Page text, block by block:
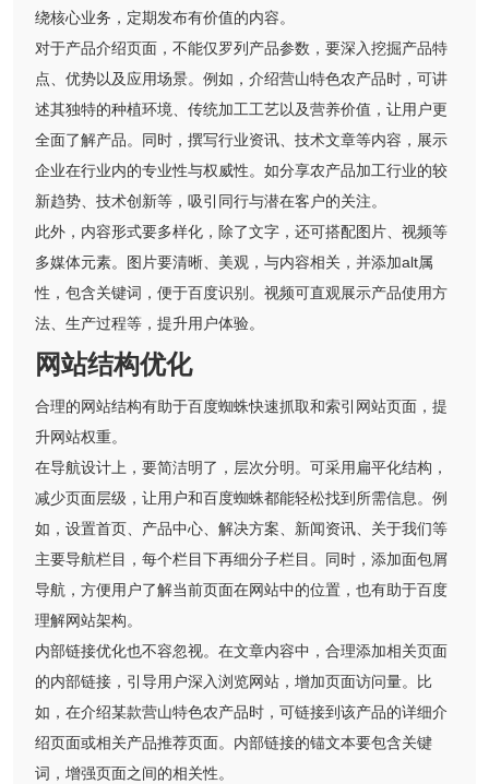
绕核心业务，定期发布有价值的内容。
对于产品介绍页面，不能仅罗列产品参数，要深入挖掘产品特
点、优势以及应用场景。例如，介绍营山特色农产品时，可讲
述其独特的种植环境、传统加工工艺以及营养价值，让用户更
全面了解产品。同时，撰写行业资讯、技术文章等内容，展示
企业在行业内的专业性与权威性。如分享农产品加工行业的较
新趋势、技术创新等，吸引同行与潜在客户的关注。
此外，内容形式要多样化，除了文字，还可搭配图片、视频等
多媒体元素。图片要清晰、美观，与内容相关，并添加alt属
性，包含关键词，便于百度识别。视频可直观展示产品使用方
法、生产过程等，提升用户体验。
网站结构优化
合理的网站结构有助于百度蜘蛛快速抓取和索引网站页面，提
升网站权重。
在导航设计上，要简洁明了，层次分明。可采用扁平化结构，
减少页面层级，让用户和百度蜘蛛都能轻松找到所需信息。例
如，设置首页、产品中心、解决方案、新闻资讯、关于我们等
主要导航栏目，每个栏目下再细分子栏目。同时，添加面包屑
导航，方便用户了解当前页面在网站中的位置，也有助于百度
理解网站架构。
内部链接优化也不容忽视。在文章内容中，合理添加相关页面
的内部链接，引导用户深入浏览网站，增加页面访问量。比
如，在介绍某款营山特色农产品时，可链接到该产品的详细介
绍页面或相关产品推荐页面。内部链接的锚文本要包含关键
词，增强页面之间的相关性。